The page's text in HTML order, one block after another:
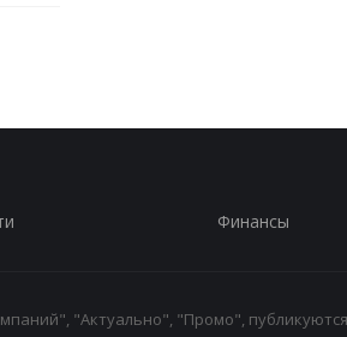
Финансы
"Актуально", "Промо",